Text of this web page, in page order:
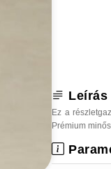
Leírás
Ez a
Prémium